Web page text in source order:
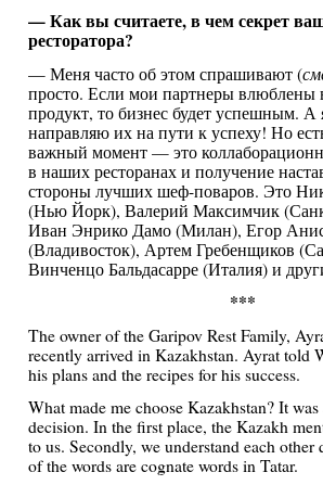
— Как вы считаете, в чем секрет
ресторатора?
— Меня часто об этом спрашивают (
просто. Если мои партнеры влюблены
продукт, то бизнес будет успешным. А
направляю их на пути к успеху! Но
важный момент — это
в наших ресторанах и получение
стороны лучших шеф-поваров. Это
(Нью Йорк), Валерий Максимчик
Иван Энрико Дамо (Милан), Егор
(Владивосток), Артем Гребенщиков
Винченцо Бальдасарре (Италия) и
***
The owner of the Garipov Rest Family,
recently arrived in Kazakhstan. Ayrat told
his plans and the recipes for his success.
What made me choose Kazakhstan? It
decision. In the first place, the Kazakh
to us. Secondly, we understand each
of the words are cognate words in Tatar.